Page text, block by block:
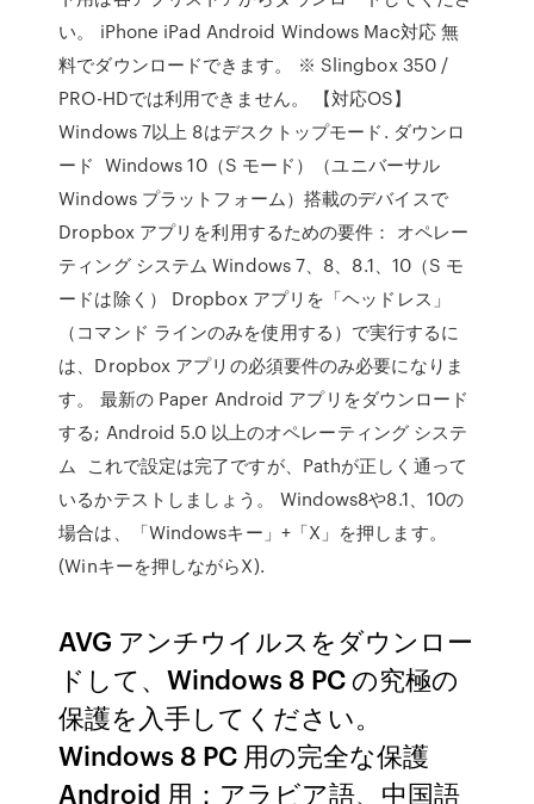
い。 iPhone iPad Android Windows Mac対応 無
料でダウンロードできます。 ※ Slingbox 350 /
PRO-HDでは利用できません。 【対応OS】
Windows 7以上 8はデスクトップモード. ダウンロ
ード Windows 10（S モード）（ユニバーサル
Windows プラットフォーム）搭載のデバイスで
Dropbox アプリを利用するための要件： オペレー
ティング システム Windows 7、8、8.1、10（S モ
ードは除く） Dropbox アプリを「ヘッドレス」
（コマンド ラインのみを使用する）で実行するに
は、Dropbox アプリの必須要件のみ必要になりま
す。 最新の Paper Android アプリをダウンロード
する; Android 5.0 以上のオペレーティング システ
ム これで設定は完了ですが、Pathが正しく通って
いるかテストしましょう。 Windows8や8.1、10の
場合は、「Windowsキー」+「X」を押します。
(Winキーを押しながらX).
AVG アンチウイルスをダウンロー
ドして、Windows 8 PC の究極の
保護を入手してください。
Windows 8 PC 用の完全な保護
Android 用：アラビア語、中国語